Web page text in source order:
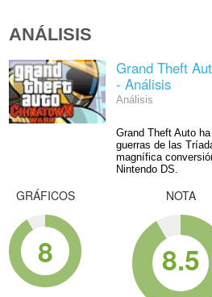
ANÁLISIS
Grand Theft
- Análisis
Análisis
Grand Theft Auto
guerras de las
magnífica
Nintendo DS.
GRÁFICOS
8
NOTA
8.5